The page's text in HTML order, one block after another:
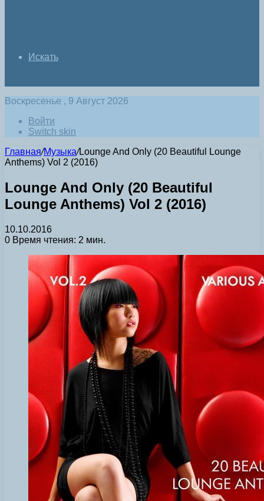
Искать
Воскресенье , 9 Август 2026
Войти
Switch skin
Главная/Музыка/Lounge And Only (20 Beautiful Lounge
Anthems) Vol 2 (2016)
Lounge And Only (20 Beautiful
Lounge Anthems) Vol 2 (2016)
10.10.2016
0 Время чтения: 2 мин.